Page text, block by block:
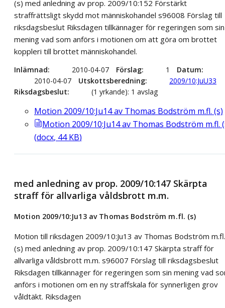
(s) med anledning av prop. 2009/10:152 Förstärkt
straffrättsligt skydd mot människohandel s96008 Förslag till
riksdagsbeslut Riksdagen tillkännager för regeringen som sin
mening vad som anförs i motionen om att göra om brottet
koppleri till brottet människohandel.
Inlämnad 2010-04-07 Förslag 1
Datum
2010-04-07
Utskottsberedning
2009/10:JuU33
Riksdagsbeslut
(1 yrkande): 1 avslag
Motion 2009/10:Ju14 av Thomas Bodström m.fl. (s)
Motion 2009/10:Ju14 av Thomas Bodström m.fl.
(docx, 44 KB)
med anledning av prop. 2009/10:147 Skärpta
straff för allvarliga våldsbrott m.m.
Motion 2009/10:Ju13 av Thomas Bodström m.fl. (s)
Motion till riksdagen 2009/10:Ju13 av Thomas Bodström m.fl.
(s) med anledning av prop. 2009/10:147 Skärpta straff för
allvarliga våldsbrott m.m. s96007 Förslag till riksdagsbeslut
Riksdagen tillkännager för regeringen som sin mening vad
anförs i motionen om en ny straffskala för synnerligen grov
våldtäkt. Riksdagen